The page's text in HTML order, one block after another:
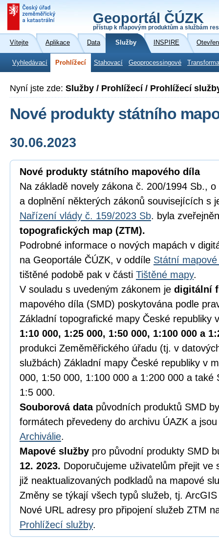
Geoportál ČÚZK
přístup k mapovým produktům a službám
Vítejte Aplikace Data Služby INSPIRE
Vyhledávací Prohlížecí Stahovací Geoprocessingové
Nyní jste zde: Služby / Prohlížecí / Prohlížecí
Nové produkty státního
30.06.2023
Nové produkty státního mapového díla
Na základě novely zákona č. 200/1994 Sb.,
a doplnění některých zákonů souvisejících s
Nařízení vlády č. 159/2023 Sb. byla
topografických map (ZTM).
Podrobné informace o nových mapách v
na Geoportále ČÚZK, v oddíle Státní
tištěné podobě pak v části Tištěné mapy.
V souladu s uvedeným zákonem je digitální
mapového díla (SMD) poskytována podle
Základní topografické mapy České republiky
1:10 000, 1:25 000, 1:50 000, 1:100 000 a
produkci Zeměměřického úřadu (tj. v
službách) Základní mapy České republiky v
000, 1:50 000, 1:100 000 a 1:200 000 a
1:5 000.
Souborová datapůvodních produktů SMD
formátech převedeny do archivu ÚAZK a
Archiválie.
Mapové služby pro původní produkty SMD
12. 2023. Doporučujeme uživatelům přejit ve
již neaktualizovaných podkladů na mapové
Změny se týkají všech typů služeb, tj.
Nové URL adresy pro připojení služeb ZTM
Prohlížecí služby.